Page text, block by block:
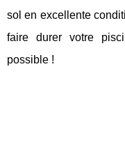
sol en excellente
faire durer votre
possible !